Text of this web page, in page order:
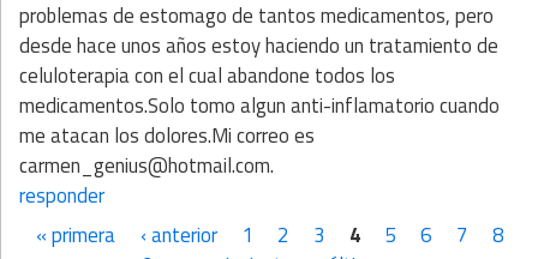
problemas de estomago de tantos medicamentos, pero
desde hace unos años estoy haciendo un tratamiento de
celuloterapia con el cual abandone todos los
medicamentos.Solo tomo algun anti-inflamatorio cuando
me atacan los dolores.Mi correo es
carmen_genius@hotmail.com.
responder
Páginas
« primera ‹ anterior 1 2 3 4 5 6 7
8